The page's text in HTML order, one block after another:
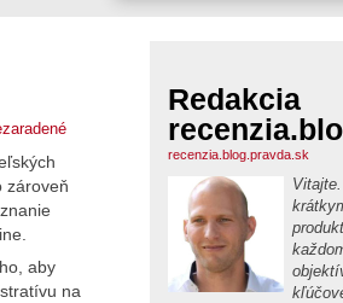
zároveň
aby
na
Redakcia
recenzia.blog.pravda.sk